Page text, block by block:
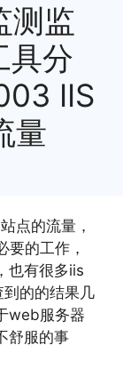
测监
具分
IIS
量
点的流量，
的工作，
也有很多iis
到的的结果几
web服务器
舒服的事